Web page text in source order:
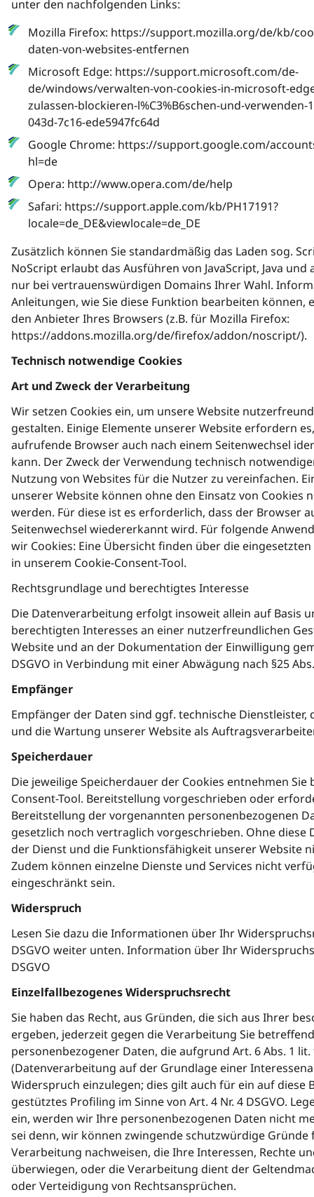
unter den nachfolgenden Links:
Mozilla Firefox: https://support.mozilla.org/de/kb/
daten-von-websites-entfernen
Microsoft Edge: https://support.microsoft.com/de-
de/windows/verwalten-von-cookies-in-microsoft-
zulassen-blockieren-l%C3%B6schen-und-verwenden-
043d-7c16-ede5947fc64d
Google Chrome: https://support.google.com/
hl=de
Opera: http://www.opera.com/de/help
Safari: https://support.apple.com/kb/PH17191?
locale=de_DE&viewlocale=de_DE
Zusätzlich können Sie standardmäßig das Laden sog.
NoScript erlaubt das Ausführen von JavaScript, Java und
nur bei vertrauenswürdigen Domains Ihrer Wahl.
Anleitungen, wie Sie diese Funktion bearbeiten können,
den Anbieter Ihres Browsers (z.B. für Mozilla Firefox:
https://addons.mozilla.org/de/firefox/addon/noscript/).
Technisch notwendige Cookies
Art und Zweck der Verarbeitung
Wir setzen Cookies ein, um unsere Website
gestalten. Einige Elemente unserer Website erfordern
aufrufende Browser auch nach einem Seitenwechsel
kann. Der Zweck der Verwendung technisch
Nutzung von Websites für die Nutzer zu vereinfachen.
unserer Website können ohne den Einsatz von Cookies
werden. Für diese ist es erforderlich, dass der Browser
Seitenwechsel wiedererkannt wird. Für folgende
wir Cookies: Eine Übersicht finden über die eingesetzten
in unserem Cookie-Consent-Tool.
Rechtsgrundlage und berechtigtes Interesse
Die Datenverarbeitung erfolgt insoweit allein auf Basis
berechtigten Interesses an einer nutzerfreundlichen
Website und an der Dokumentation der Einwilligung
DSGVO in Verbindung mit einer Abwägung nach §25
Empfänger
Empfänger der Daten sind ggf. technische Dienstleister,
und die Wartung unserer Website als
Speicherdauer
Die jeweilige Speicherdauer der Cookies entnehmen Sie
Consent-Tool. Bereitstellung vorgeschrieben oder
Bereitstellung der vorgenannten personenbezogenen
gesetzlich noch vertraglich vorgeschrieben. Ohne diese
der Dienst und die Funktionsfähigkeit unserer Website
Zudem können einzelne Dienste und Services nicht
eingeschränkt sein.
Widerspruch
Lesen Sie dazu die Informationen über Ihr
DSGVO weiter unten. Information über Ihr
DSGVO
Einzelfallbezogenes Widerspruchsrecht
Sie haben das Recht, aus Gründen, die sich aus Ihrer
ergeben, jederzeit gegen die Verarbeitung Sie
personenbezogener Daten, die aufgrund Art. 6 Abs. 1 lit.
(Datenverarbeitung auf der Grundlage einer
Widerspruch einzulegen; dies gilt auch für ein auf diese
gestütztes Profiling im Sinne von Art. 4 Nr. 4 DSGVO.
ein, werden wir Ihre personenbezogenen Daten nicht
sei denn, wir können zwingende schutzwürdige Gründe
Verarbeitung nachweisen, die Ihre Interessen, Rechte
überwiegen, oder die Verarbeitung dient der
oder Verteidigung von Rechtsansprüchen.